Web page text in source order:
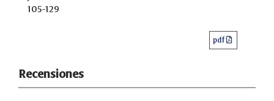
105-129
pdf
Recensiones